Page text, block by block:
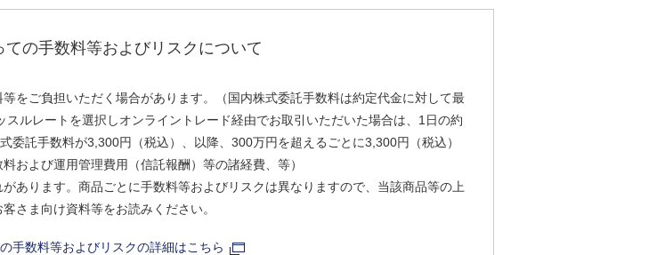
ての手数料等およびリスクについて
をご負担いただく場合があります。（国内株式委託手数料は約定代金に対して最
ルレートを選択しオンライントレード経由でお取引いただいた場合は、1日の約
委託手数料が3,300円（税込）、以降、300万円を超えるごとに3,300円（税込）
および運用管理費用（信託報酬）等の諸経費、等）
あります。商品ごとに手数料等およびリスクは異なりますので、当該商品等の上
さま向け資料等をお読みください。
手数料等およびリスクの詳細はこちら